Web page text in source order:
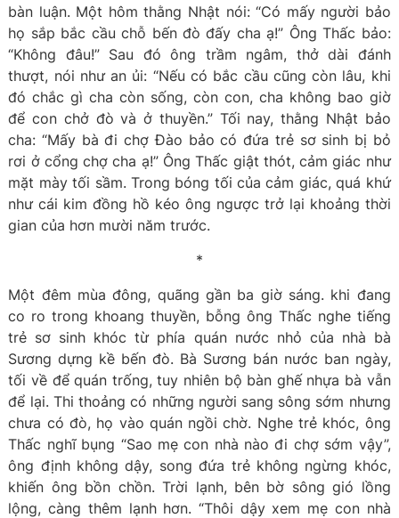
bàn luận. Một hôm thằng Nhật nói: “Có mấy người bảo
họ sắp bắc cầu chỗ bến đò đấy cha ạ!” Ông Thấc bảo:
“Không đâu!” Sau đó ông trầm ngâm, thở dài đánh
thượt, nói như an ủi: “Nếu có bắc cầu cũng còn lâu, khi
đó chắc gì cha còn sống, còn con, cha không bao giờ
để con chở đò và ở thuyền.” Tối nay, thằng Nhật bảo
cha: “Mấy bà đi chợ Đào bảo có đứa trẻ sơ sinh bị bỏ
rơi ở cổng chợ cha ạ!” Ông Thấc giật thót, cảm giác như
mặt mày tối sầm. Trong bóng tối của cảm giác, quá khứ
như cái kim đồng hồ kéo ông ngược trở lại khoảng thời
gian của hơn mười năm trước.
*
Một đêm mùa đông, quãng gần ba giờ sáng. khi đang
co ro trong khoang thuyền, bỗng ông Thấc nghe tiếng
trẻ sơ sinh khóc từ phía quán nước nhỏ của nhà bà
Sương dựng kề bến đò. Bà Sương bán nước ban ngày,
tối về để quán trống, tuy nhiên bộ bàn ghế nhựa bà vẫn
để lại. Thi thoảng có những người sang sông sớm nhưng
chưa có đò, họ vào quán ngồi chờ. Nghe trẻ khóc, ông
Thấc nghĩ bụng “Sao mẹ con nhà nào đi chợ sớm vậy”,
ông định không dậy, song đứa trẻ không ngừng khóc,
khiến ông bồn chồn. Trời lạnh, bên bờ sông gió lồng
lộng, càng thêm lạnh hơn. “Thôi dậy xem mẹ con nhà